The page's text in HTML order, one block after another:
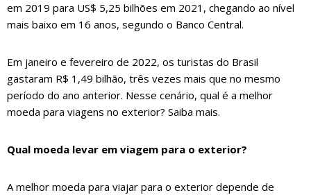
em 2019 para US$ 5,25 bilhões em 2021, chegando ao nível
mais baixo em 16 anos, segundo o Banco Central.
Em janeiro e fevereiro de 2022, os turistas do Brasil
gastaram R$ 1,49 bilhão, três vezes mais que no mesmo
período do ano anterior. Nesse cenário, qual é a melhor
moeda para viagens no exterior? Saiba mais.
Qual moeda levar em viagem para o exterior?
A melhor moeda para viajar para o exterior depende de